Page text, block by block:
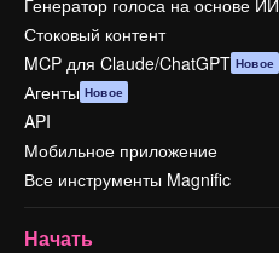
Стоковый контент
MCP для Claude/ChatGPT Новое
Агенты Новое
API
Мобильное приложение
Все инструменты Magnific
Начать